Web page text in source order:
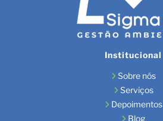
Institucional
Sobre nós
Serviços
Depoimentos
Blog